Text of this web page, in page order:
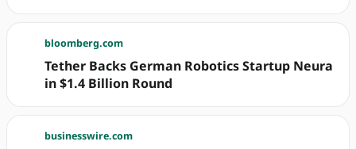
bloomberg.com
Tether Backs German Robotics Startup Neura
in $1.4 Billion Round
businesswire.com